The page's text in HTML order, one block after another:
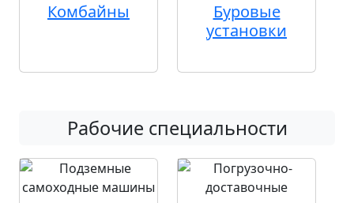
Комбайны
Буровые
установки
Рабочие специальности